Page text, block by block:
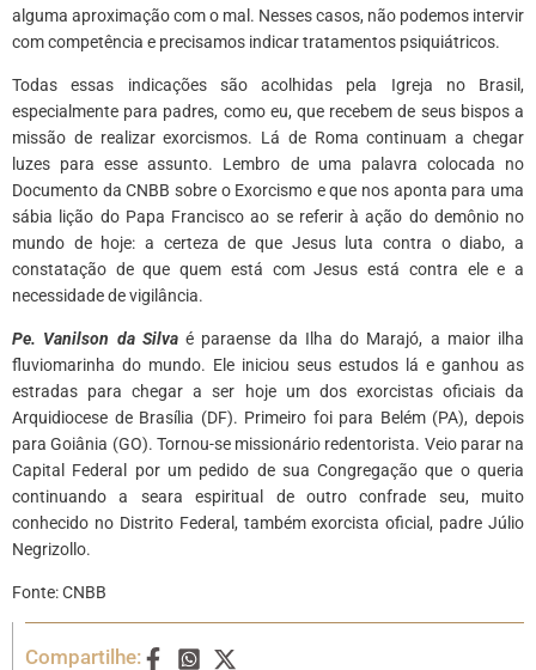
alguma aproximação com o mal. Nesses casos, não podemos intervir
com competência e precisamos indicar tratamentos psiquiátricos.
Todas essas indicações são acolhidas pela Igreja no Brasil,
especialmente para padres, como eu, que recebem de seus bispos a
missão de realizar exorcismos. Lá de Roma continuam a chegar
luzes para esse assunto. Lembro de uma palavra colocada no
Documento da CNBB sobre o Exorcismo e que nos aponta para uma
sábia lição do Papa Francisco ao se referir à ação do demônio no
mundo de hoje: a certeza de que Jesus luta contra o diabo, a
constatação de que quem está com Jesus está contra ele e a
necessidade de vigilância.
Pe. Vanilson da Silvaé paraense da Ilha do Marajó, a maior ilha
fluviomarinha do mundo. Ele iniciou seus estudos lá e ganhou as
estradas para chegar a ser hoje um dos exorcistas oficiais da
Arquidiocese de Brasília (DF). Primeiro foi para Belém (PA), depois
para Goiânia (GO). Tornou-se missionário redentorista. Veio parar na
Capital Federal por um pedido de sua Congregação que o queria
continuando a seara espiritual de outro confrade seu, muito
conhecido no Distrito Federal, também exorcista oficial, padre Júlio
Negrizollo.
Fonte: CNBB
Compartilhe: